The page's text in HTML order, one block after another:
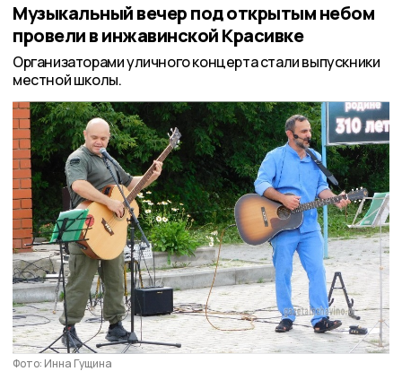
Музыкальный вечер под открытым небом
провели в инжавинской Красивке
Организаторами уличного концерта стали выпускники
местной школы.
Фото: Инна Гущина